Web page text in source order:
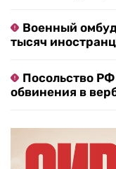
Военный
тысяч
Посольство
обвинения в